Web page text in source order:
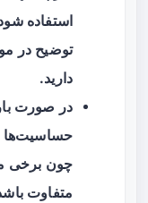
استفاده شود
توضیح در
دارید.
در صورت
حساسیت‌ها
چون برخی
متفاوت